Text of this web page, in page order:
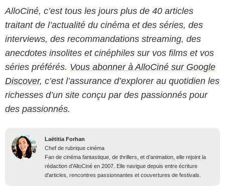
AlloCiné, c’est tous les jours plus de 40 articles
traitant de l’actualité du cinéma et des séries, des
interviews, des recommandations streaming, des
anecdotes insolites et cinéphiles sur vos films et vos
séries préférés. Vous abonner à AlloCiné sur Google
Discover, c’est l’assurance d’explorer au quotidien les
richesses d’un site conçu par des passionnés pour
des passionnés.
Laëtitia Forhan
Chef de rubrique cinéma
Fan de cinéma fantastique, de thrillers, et d’animation, elle rejoint la
rédaction d’AlloCiné en 2007. Elle navigue depuis entre écriture
d'articles, rencontres passionnantes et couvertures de festivals.